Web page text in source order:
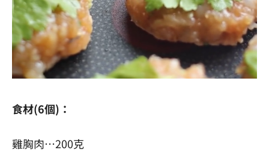
食材(6個)：
雞胸肉…200克